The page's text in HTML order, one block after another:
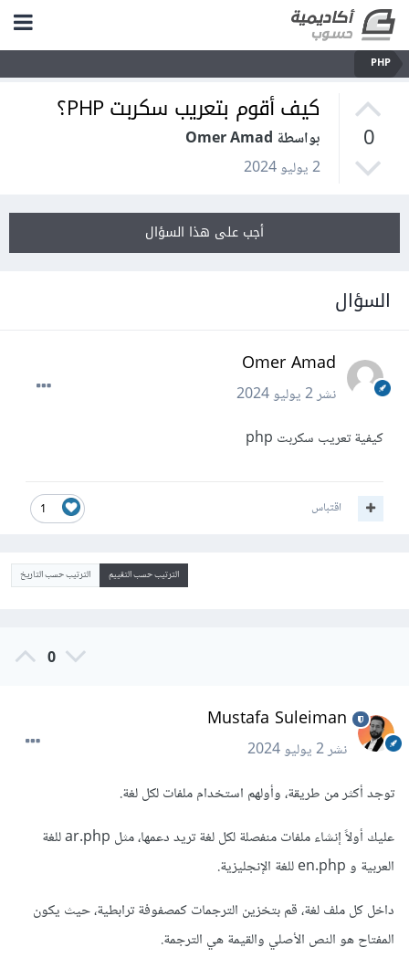
PHP
0
كيف أقوم بتعريب سكربت PHP؟
بواسطة Omer Amad
2 يوليو 2024
أجب على هذا السؤال
السؤال
Omer Amad
نشر2 يوليو 2024
كيفية تعريب سكربت php
1 اقتباس
الترتيب حسب التقييم الترتيب حسب التاريخ
0
Mustafa Suleiman
نشر2 يوليو 2024
توجد أكثر من طريقة، وأولهم استخدام ملفات لكل لغة.
عليك أولاً إنشاء ملفات منفصلة لكل لغة تريد دعمها، مثل ar.php للغة
العربية و en.php للغة الإنجليزية.
داخل كل ملف لغة، قم بتخزين الترجمات كمصفوفة ترابطية، حيث يكون
المفتاح هو النص الأصلي والقيمة هي الترجمة.